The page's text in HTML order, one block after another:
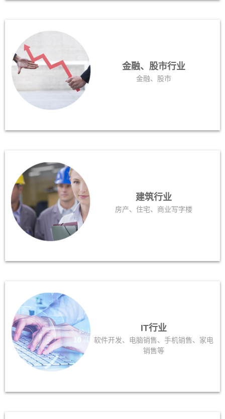
金融、股市行业
金融、股市
建筑行业
房产、住宅、商业写字楼
IT行业
软件开发、电脑销售、手机销售、家电
销售等